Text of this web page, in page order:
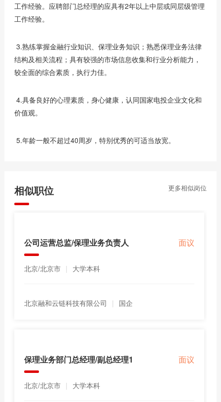
工作经验。应聘部门总经理的应具有2年以上中层或同层级管理
工作经验。
3.熟练掌握金融行业知识、保理业务知识；熟悉保理业务法律
结构及相关流程；具有较强的市场信息收集和行业分析能力，
较全面的综合素质，执行力佳。
4.具备良好的心理素质，身心健康，认同国家电投企业文化和
价值观。
5.年龄一般不超过40周岁，特别优秀的可适当放宽。
更多相似岗位
相似职位
面议
公司运营总监/保理业务负责人
北京/北京市 | 大学本科
北京融和云链科技有限公司 | 国企
面议
保理业务部门总经理/副总经理1
北京/北京市 | 大学本科